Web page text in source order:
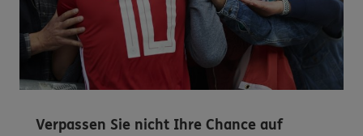
Verpassen Sie nicht Ihre Chance auf